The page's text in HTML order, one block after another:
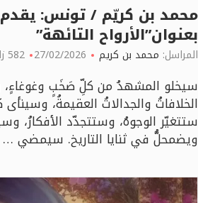
محمد بن كريّم / تونس: يقدم
بعنوان”الأرواح التائهة”
المراسل: محمد بن كريم 27/02/2026 582 زائر
سيخلو المشهدُ من كلِّ صَخَبٍ وغوغاءٍ،
الخلافاتُ والجدالاتُ العقيمةُ،
ستتغيّر الوجوهُ، وستتجدّد الأفكارُ،
ويضمحلُّ في ثنايا التاريخ. سيمضي …